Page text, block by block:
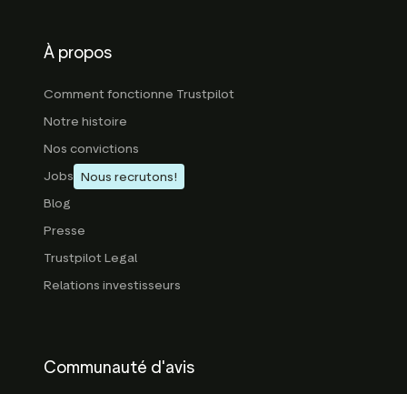
À propos
Comment fonctionne Trustpilot
Notre histoire
Nos convictions
Jobs Nous recrutons!
Blog
Presse
Trustpilot Legal
Relations investisseurs
Communauté d'avis